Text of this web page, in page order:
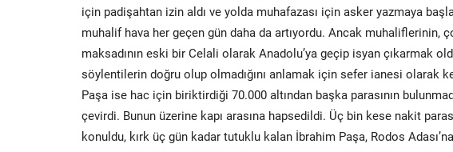
için padişahtan izin aldı ve yolda muhafazası için asker yazmaya
muhalif hava her geçen gün daha da artıyordu. Ancak muhaliflerinin,
maksadının eski bir Celali olarak Anadolu’ya geçip isyan çıkarmak
söylentilerin doğru olup olmadığını anlamak için sefer ianesi olarak
Paşa ise hac için biriktirdiği 70.000 altından başka parasının
çevirdi. Bunun üzerine kapı arasına hapsedildi. Üç bin kese nakit
konuldu, kırk üç gün kadar tutuklu kalan İbrahim Paşa, Rodos